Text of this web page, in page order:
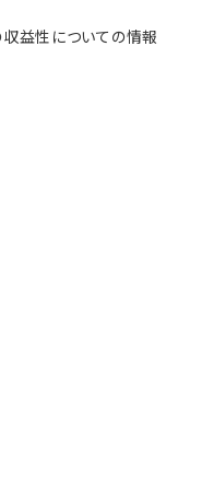
益性についての情報